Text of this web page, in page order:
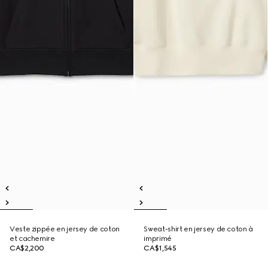
Veste zippée en jersey de coton
et cachemire
CA$2,200
Sweat-shirt en jersey de coton à
imprimé
CA$1,545